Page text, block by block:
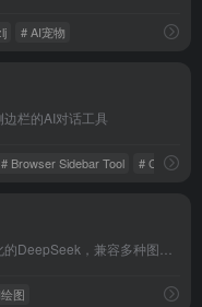
# AI宠物
栏的AI对话工具
# Browser Sidebar Tool # Code
图